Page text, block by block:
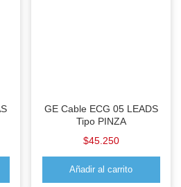
Contraseña
GE Cable ECG 05 LEADS
Tipo PINZA
$45.250
Añadir al carrito